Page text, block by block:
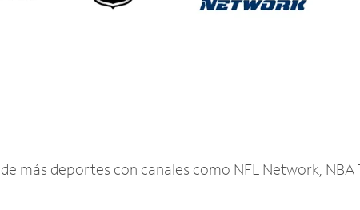
más deportes con canales como NFL Network, NBA